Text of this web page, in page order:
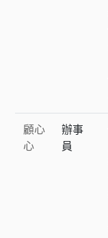
顧心
心
辦事
員